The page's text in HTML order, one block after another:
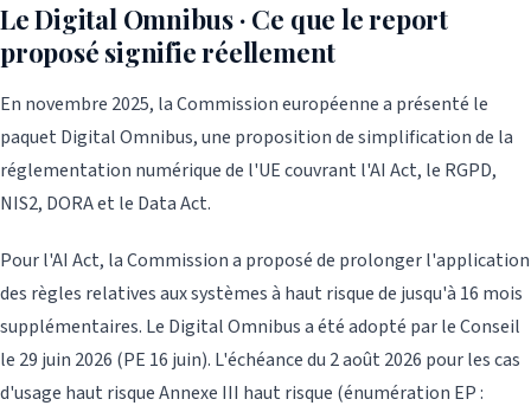
Le Digital Omnibus · Ce que le report
proposé signifie réellement
En novembre 2025, la Commission européenne a présenté le
paquet Digital Omnibus, une proposition de simplification de la
réglementation numérique de l'UE couvrant l'AI Act, le RGPD,
NIS2, DORA et le Data Act.
Pour l'AI Act, la Commission a proposé de prolonger l'application
des règles relatives aux systèmes à haut risque de jusqu'à 16 mois
supplémentaires. Le Digital Omnibus a été adopté par le Conseil
le 29 juin 2026 (PE 16 juin). L'échéance du 2 août 2026 pour les cas
d'usage haut risque Annexe III haut risque (énumération EP :